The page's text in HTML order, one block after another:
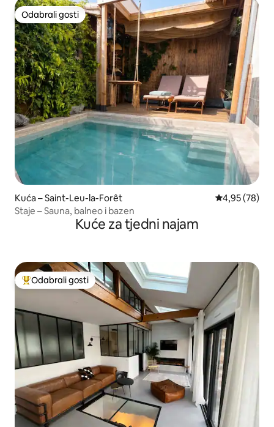
Odabrali gosti
Odabrali gosti
Kuća – Saint-Leu-la-Forêt Prosječna
4,95 (78)
Staje – Sauna, balneo i bazen
Kuće za tjedni najam
Među najviše rangiranima s oznakom „Odabrali gosti”
Odabrali gosti